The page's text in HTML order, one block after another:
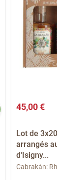
45,00 €
Lot de
arrangés
d'Isigny...
Cabrakàn: